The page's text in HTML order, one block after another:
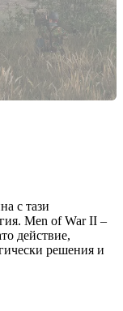
с тази
Men of War II –
действие,
решения и